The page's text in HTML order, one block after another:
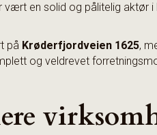
vært en solid og pålitelig aktør
på Krøderfjordveien 1625,
og veldrevet